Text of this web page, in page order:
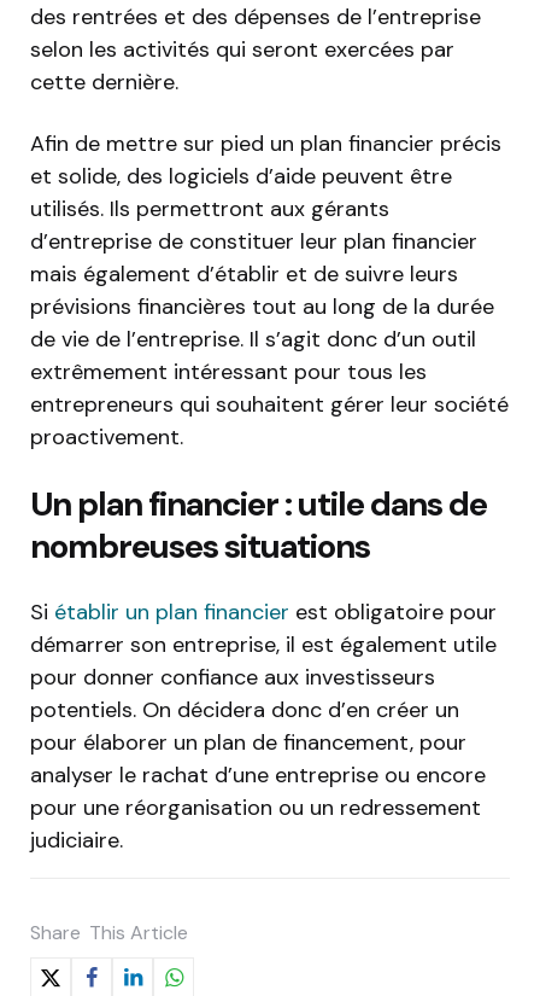
des rentrées et des dépenses de l’entreprise
selon les activités qui seront exercées par
cette dernière.
Afin de mettre sur pied un plan financier précis
et solide, des logiciels d’aide peuvent être
utilisés. Ils permettront aux gérants
d’entreprise de constituer leur plan financier
mais également d’établir et de suivre leurs
prévisions financières tout au long de la durée
de vie de l’entreprise. Il s’agit donc d’un outil
extrêmement intéressant pour tous les
entrepreneurs qui souhaitent gérer leur société
proactivement.
Un plan financier : utile dans de
nombreuses situations
Si établir un plan financier est obligatoire pour
démarrer son entreprise, il est également utile
pour donner confiance aux investisseurs
potentiels. On décidera donc d’en créer un
pour élaborer un plan de financement, pour
analyser le rachat d’une entreprise ou encore
pour une réorganisation ou un redressement
judiciaire.
Share This Article